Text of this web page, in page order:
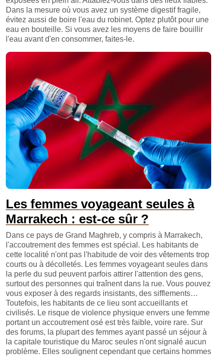
Dans la mesure où vous avez un système digestif fragile,
évitez aussi de boire l'eau du robinet. Optez plutôt pour une
eau en bouteille. Si vous avez les moyens de faire bouillir
l'eau avant d'en consommer, faites-le.
Les femmes voyageant seules à
Marrakech : est-ce sûr ?
Dans ce pays de Grand Maghreb, y compris à Marrakech,
l'accoutrement des femmes est spécial. Les habitants de
cette localité n'ont pas l'habitude de voir des vêtements trop
courts ou à décolletés. Les femmes voyageant seules dans
la perle du sud peuvent parfois attirer l'attention des gens,
surtout des personnes qui traînent dans la rue. Vous pouvez
vous exposer à des regards insistants, des sifflements…
Toutefois, les habitants de ce lieu sont accueillants et
civilisés. Le risque de violence physique envers une femme
portant un accoutrement osé est très faible, voire rare. Sur
des forums, la plupart des femmes ayant passé un séjour à
la capitale touristique du Maroc seules n'ont signalé aucun
problème. Elles soulignent cependant que certains hommes